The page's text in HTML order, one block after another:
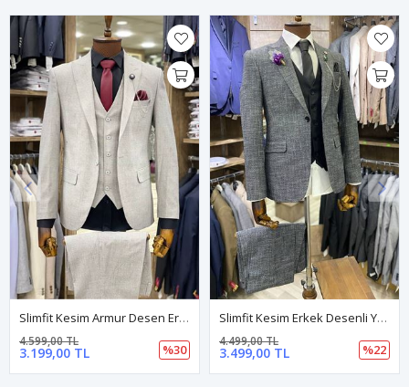
Slimfit Kesim Erkek Desenli Yelekli Takim Elbise-GRİ
3.499,00 TL
4.499,00 TL
%22
Slimfit Kesim Kus Gözü Desen Erkek Yelekli Takim Elbise-DUMAN
3.499,00 TL
4.499,00 TL
%22